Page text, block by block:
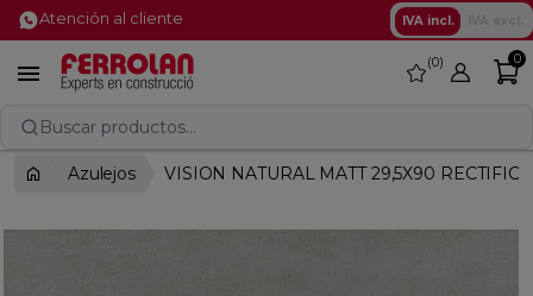
Atención al cliente IVA incl.
 favorite
0 0
Buscar productos...
Azulejos VISION NATURAL MATT 29,5X90